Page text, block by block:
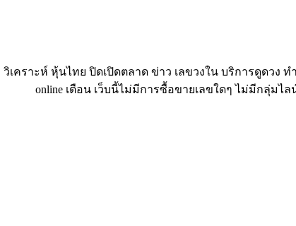
คราะห์ หุ้นไทย ปิดเปิดตลาด ข่าว เลขวงใน บริการดูดวง
online เตือน เว็บนี้ไม่มีการซื้อขายเลขใดๆ ไม่มีกลุ่มไ